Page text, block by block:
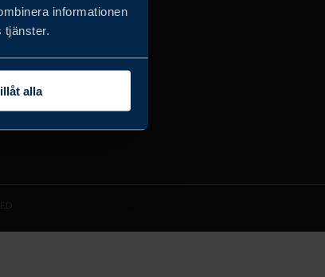
informationen
tjänster.
alla